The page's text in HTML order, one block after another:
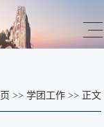
>> 学团工作>> 正文